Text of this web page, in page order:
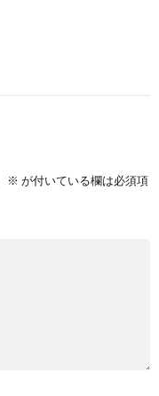
※ が付いている欄は必須項